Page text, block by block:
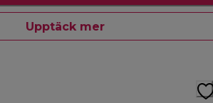
Upptäck mer